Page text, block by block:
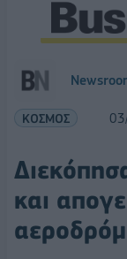
ΚΟΣΜΟΣ
και